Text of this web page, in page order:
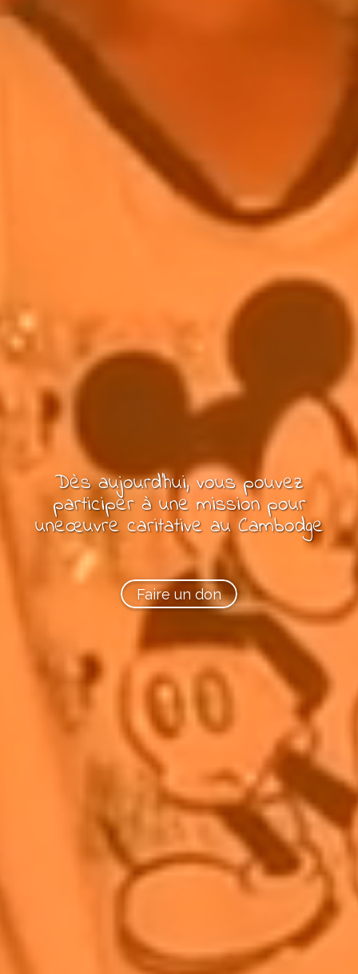
Dès aujourd'hui, vous pouvez
participer à une mission pour
uneœuvre caritativeau Cambodge
Faire un don